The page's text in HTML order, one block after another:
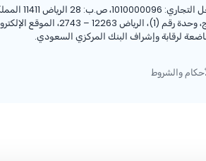
11411 المملكة العربية السعودية، هاتف:
والشروط